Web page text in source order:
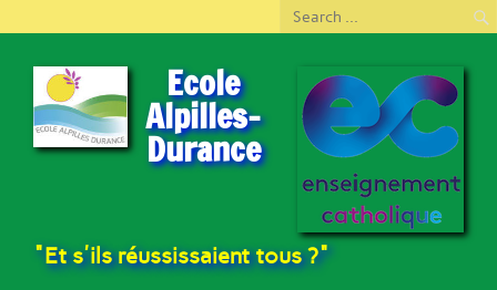
Ecole
Alpilles-
Durance
"Et s'ils réussissaient tous ?"